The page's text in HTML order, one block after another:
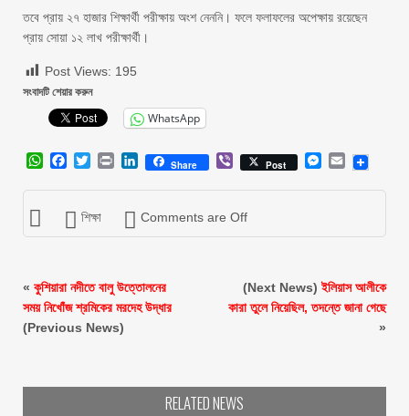
তবে প্রায় ২৭ হাজার শিক্ষার্থী পরীক্ষায় অংশ নেননি। ফলে ফলাফলের অপেক্ষায় রয়েছেন
প্রায় সোয়া ১২ লাখ পরীক্ষার্থী।
Post Views: 195
সংবাদটি শেয়ার করুন
WhatsApp
WhatsApp
Facebook
Twitter
Print LinkedIn
Share ViberPost Messenger
Email
শিক্ষা Comments are Off
« কুশিয়ারা নদীতে বালু উত্তোলনের
সময় নিখোঁজ শ্রমিকের মরদেহ উদ্ধার
(Previous News)
(Next News)ইলিয়াস আলীকে
কারা তুলে নিয়েছিল, তদন্তে জানা গেছে
»
RELATED NEWS